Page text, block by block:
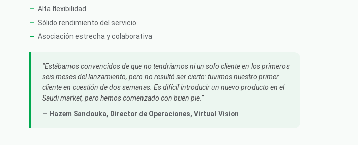
Alta flexibilidad
Sólido rendimiento del servicio
Asociación estrecha y colaborativa
Estábamos convencidos de que no tendríamos ni un solo cliente en los primeros
seis meses del lanzamiento, pero no resultó ser cierto: tuvimos nuestro primer
cliente en cuestión de dos semanas. Es difícil introducir un nuevo producto en el
Saudi market, pero hemos comenzado con buen pie.
— Hazem Sandouka, Director de Operaciones, Virtual Vision